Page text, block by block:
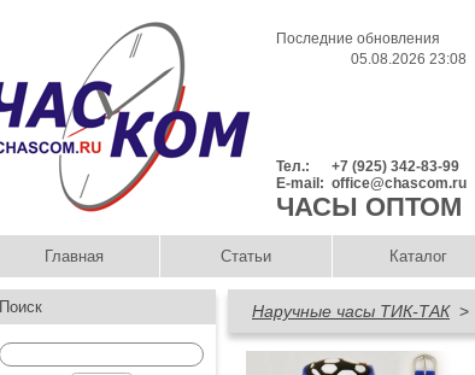
Последние обновления
05.08.2026 23:08
Тел.:
+7 (925) 342-83-99
E-mail: office@chascom.ru
ЧАСЫ ОПТОМ
Главная Статьи Каталог
Поиск Наручные часы ТИК-ТАК>